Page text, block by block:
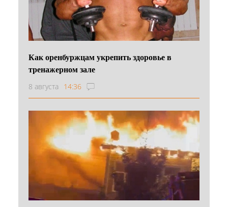
Как оренбуржцам укрепить здоровье в
тренажерном зале
8 августа 14:36